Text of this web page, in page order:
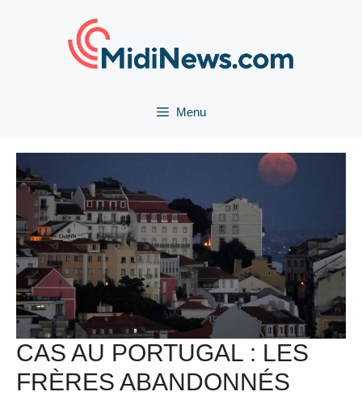
Menu
CAS AU PORTUGAL : LES
FRÈRES ABANDONNÉS